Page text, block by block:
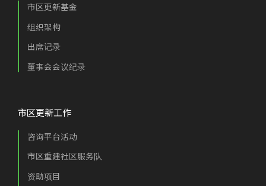
市区更新基金
组织架构
出席记录
董事会会议纪录
市区更新工作
咨询平台活动
市区重建社区服务队
资助项目